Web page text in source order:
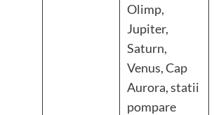
Olimp,
Jupiter,
Saturn,
Venus, Cap
Aurora, statii
pompare